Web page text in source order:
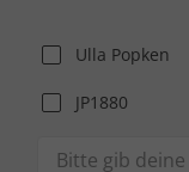
Ulla Popken
JP1880